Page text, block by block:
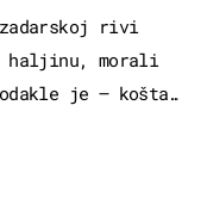
zadarskoj rivi
haljinu, morali
je – košta